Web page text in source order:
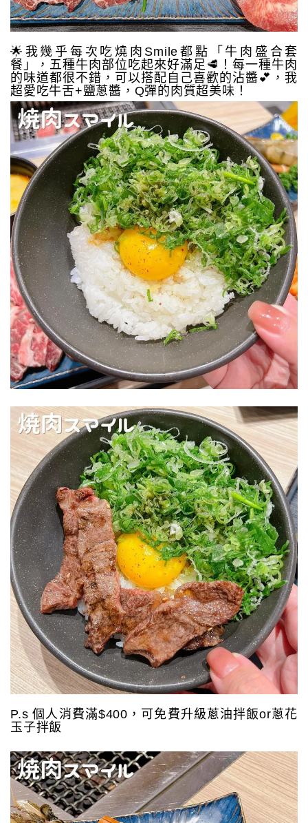
🌟我幾乎每次吃燒肉Smile都點「牛肉盛合套
餐」，五種牛肉部位吃起來好滿足🥩！每一種牛肉
的味道都很不錯，可以搭配自己喜歡的沾醬💕，我
超愛吃牛舌+鹽蔥醬，Q彈的肉質超美味！
P.s 個人消費滿$400，可免費升級蔥油拌飯or蔥花
玉子拌飯